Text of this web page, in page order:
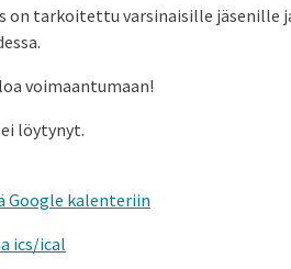
on tarkoitettu varsinaisille jäsenille
voimaantumaan!
löytynyt.
Google kalenteriin
ics/ical